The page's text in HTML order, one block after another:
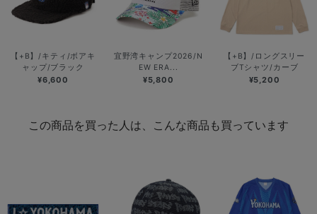
【+B】/キティ/ボアキ
ャップ/ブラック
¥6,600
宜野湾キャンプ2026/N
EW ERA...
¥5,800
【+B】/ロングスリー
ブTシャツ/カーブ
¥5,200
この商品を買った人は、こんな商品も買っています